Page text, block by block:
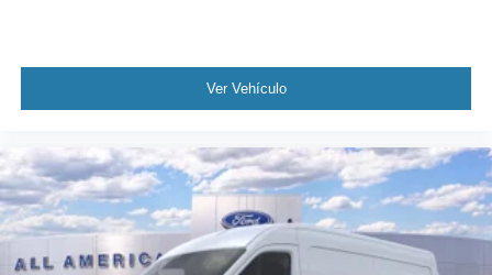
Ver Vehículo